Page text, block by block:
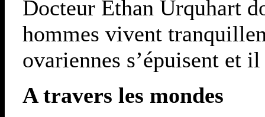
Docteur Ethan Urquhart
hommes vivent
ovariennes s’épuisent et
A travers les mondes